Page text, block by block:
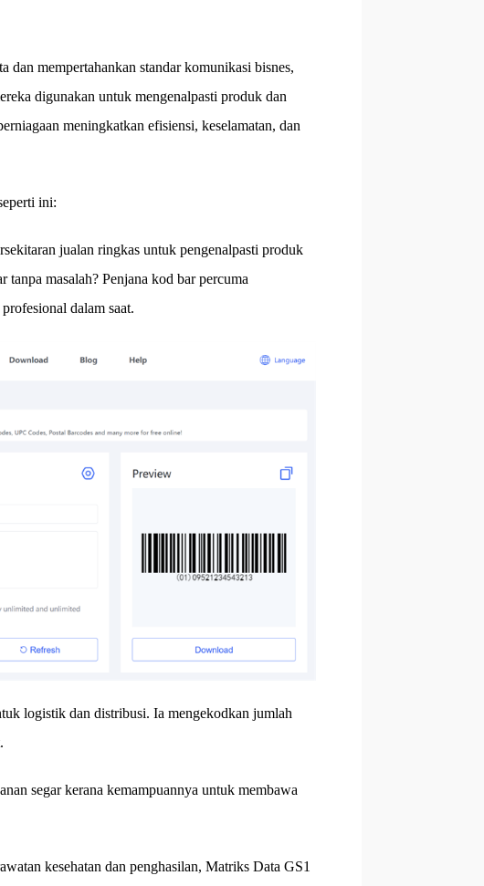
dan mempertahankan standar komunikasi bisnes,
digunakan untuk mengenalpasti produk dan
meningkatkan efisiensi, keselamatan, dan
ini:
jualan ringkas untuk pengenalpasti produk
masalah? Penjana kod bar percuma
dalam saat.
logistik dan distribusi. Ia mengekodkan jumlah
segar kerana kemampuannya untuk membawa
kesehatan dan penghasilan, Matriks Data GS1